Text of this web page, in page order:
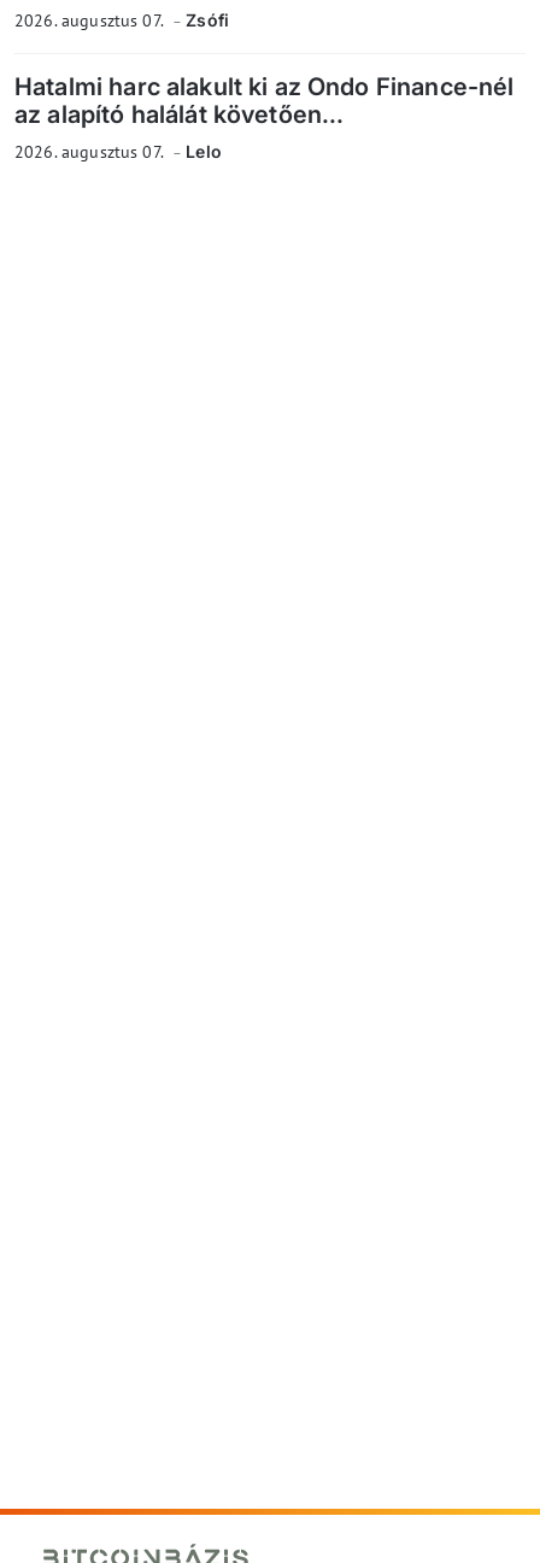
2026. augusztus 07. Zsófi
Hatalmi harc alakult ki az Ondo Finance-nél
az alapító halálát követően...
2026. augusztus 07. Lelo